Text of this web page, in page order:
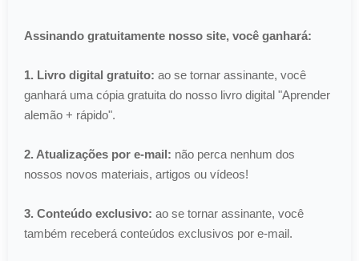
Assinando gratuitamente nosso site, você ganhará:
1. Livro digital gratuito: ao se tornar assinante, você
ganhará uma cópia gratuita do nosso livro digital "Aprender
alemão + rápido".
2. Atualizações por e-mail: não perca nenhum dos
nossos novos materiais, artigos ou vídeos!
3. Conteúdo exclusivo: ao se tornar assinante, você
também receberá conteúdos exclusivos por e-mail.